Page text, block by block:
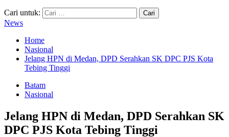
Cari untuk:
News
Home
Nasional
Jelang HPN di Medan, DPD Serahkan SK DPC PJS Kota
Tebing Tinggi
Batam
Nasional
Jelang HPN di Medan, DPD Serahkan SK
DPC PJS Kota Tebing Tinggi